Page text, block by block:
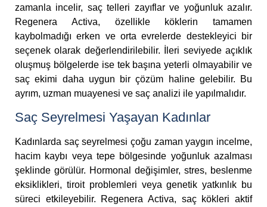
zamanla incelir, saç telleri zayıflar ve yoğunluk azalır.
Regenera Activa, özellikle köklerin tamamen
kaybolmadığı erken ve orta evrelerde destekleyici bir
seçenek olarak değerlendirilebilir. İleri seviyede açıklık
oluşmuş bölgelerde ise tek başına yeterli olmayabilir ve
saç ekimi daha uygun bir çözüm haline gelebilir. Bu
ayrım, uzman muayenesi ve saç analizi ile yapılmalıdır.
Saç Seyrelmesi Yaşayan Kadınlar
Kadınlarda saç seyrelmesi çoğu zaman yaygın incelme,
hacim kaybı veya tepe bölgesinde yoğunluk azalması
şeklinde görülür. Hormonal değişimler, stres, beslenme
eksiklikleri, tiroit problemleri veya genetik yatkınlık bu
süreci etkileyebilir. Regenera Activa, saç kökleri aktif